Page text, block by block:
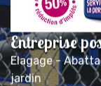
Entreprise
Elagage -
jardin